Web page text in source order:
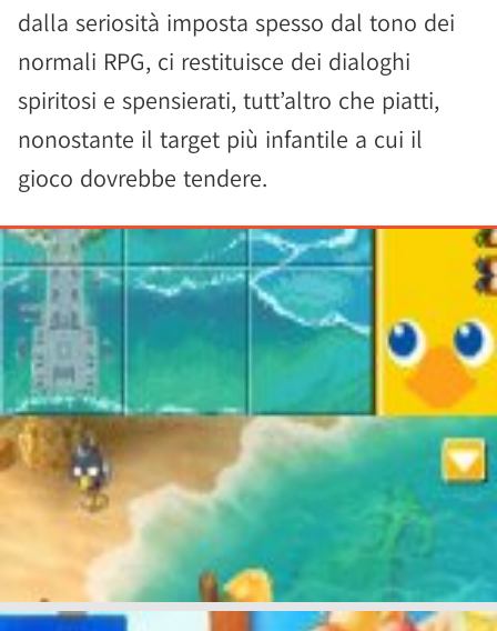
dalla seriosità imposta spesso dal tono dei
normali RPG, ci restituisce dei dialoghi
spiritosi e spensierati, tutt’altro che piatti,
nonostante il target più infantile a cui il
gioco dovrebbe tendere.